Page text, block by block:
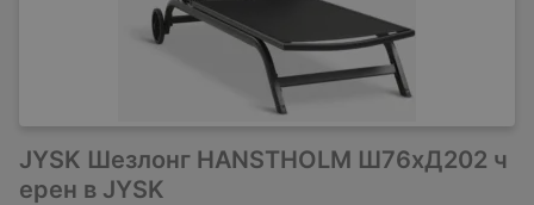
JYSK Шезлонг HANSTHOLM Ш76xД202 ч
ерен в JYSK